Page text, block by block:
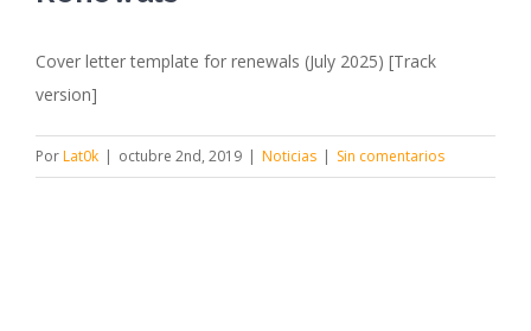
Cover letter template for renewals (July 2025) [Track
version]
PorLat0k | octubre 2nd, 2019 | Noticias | Sin comentarios